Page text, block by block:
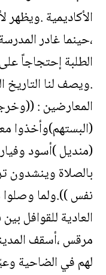
الأكاديمية
الطلبة إحتجاجاً
.ويصف لنا التاريخ
المعارضين :
(البستهم)وأخذوا
(منديل )أسود
بالصلاة وينشدون
نفس )).ولما وصلوا
العادية للقوافل
مرقس ،أسقف
لهم في الضاحية